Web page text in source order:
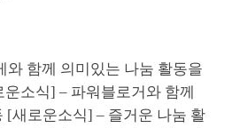
와 함께 의미있는 나눔 활동을
소식] – 파워블로거와 함께
[새로운소식] – 즐거운 나눔 활